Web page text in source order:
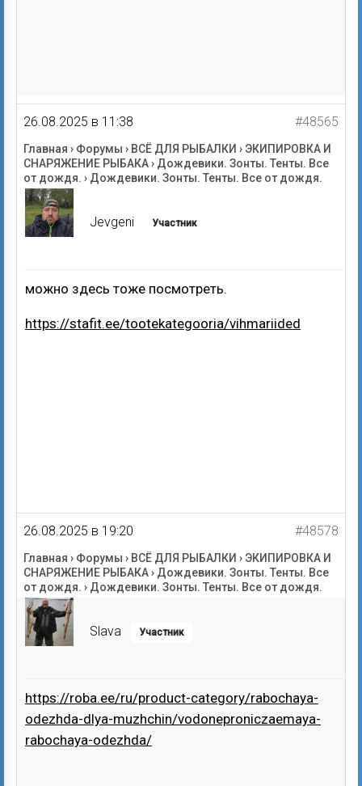
26.08.2025 в 11:38 #48565
Главная › Форумы › ВСЁ ДЛЯ РЫБАЛКИ › ЭКИПИРОВКА И
СНАРЯЖЕНИЕ РЫБАКА› Дождевики. Зонты. Тенты. Все
от дождя. › Дождевики. Зонты. Тенты. Все от дождя.
Jevgeni Участник
можно здесь тоже посмотреть.
https://stafit.ee/tootekategooria/vihmariided
26.08.2025 в 19:20 #48578
Главная › Форумы › ВСЁ ДЛЯ РЫБАЛКИ › ЭКИПИРОВКА И
СНАРЯЖЕНИЕ РЫБАКА› Дождевики. Зонты. Тенты. Все
от дождя. › Дождевики. Зонты. Тенты. Все от дождя.
Slava Участник
https://roba.ee/ru/product-category/rabochaya-
odezhda-dlya-muzhchin/vodoneproniczaemaya-
rabochaya-odezhda/